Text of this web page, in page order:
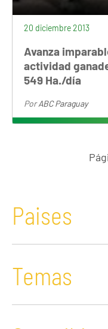
20 diciembre 2013
Avanza
actividad
549 Ha./día
PorABC Paraguay
Paises
Temas